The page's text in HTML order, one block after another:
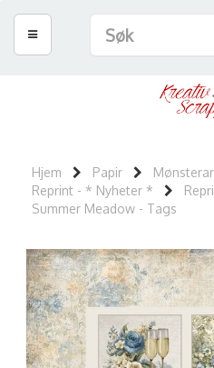
Hjem Papir
Reprint - * Nyheter *
Summer Meadow - Tags